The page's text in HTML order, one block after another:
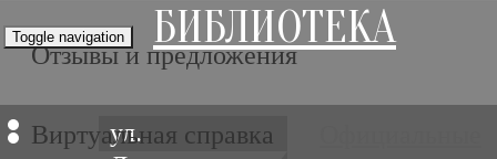
Отзывы и предложения
Виртуальная справка
ул.
Toggle navigation БИБЛИОТЕКА